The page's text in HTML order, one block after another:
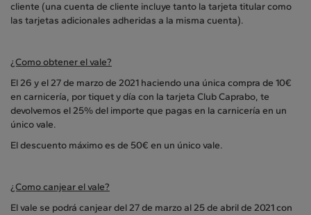
cliente (una cuenta de cliente incluye tanto la tarjeta titular como
las tarjetas adicionales adheridas a la misma cuenta).
¿Como obtener el vale?
El 26 y el 27 de marzo de 2021 haciendo una única compra de 10€
en carnicería, por tiquet y día con la tarjeta Club Caprabo, te
devolvemos el 25% del importe que pagas en la carnicería en un
único vale.
El descuento máximo es de 50€ en un único vale.
¿Como canjear el vale?
El vale se podrá canjear del 27 de marzo al 25 de abril de 2021 con